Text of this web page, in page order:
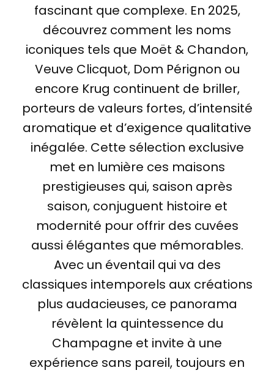
fascinant que complexe. En 2025,
découvrez comment les noms
iconiques tels que Moët & Chandon,
Veuve Clicquot, Dom Pérignon ou
encore Krug continuent de briller,
porteurs de valeurs fortes, d’intensité
aromatique et d’exigence qualitative
inégalée. Cette sélection exclusive
met en lumière ces maisons
prestigieuses qui, saison après
saison, conjuguent histoire et
modernité pour offrir des cuvées
aussi élégantes que mémorables.
Avec un éventail qui va des
classiques intemporels aux créations
plus audacieuses, ce panorama
révèlent la quintessence du
Champagne et invite à une
expérience sans pareil, toujours en